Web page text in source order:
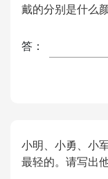
戴的分别是什么
答：
小明、小勇、小
最轻的。请写出